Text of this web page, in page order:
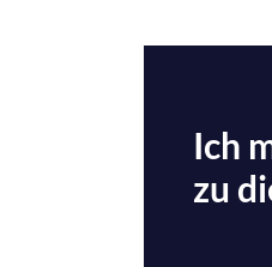
Ich
zu